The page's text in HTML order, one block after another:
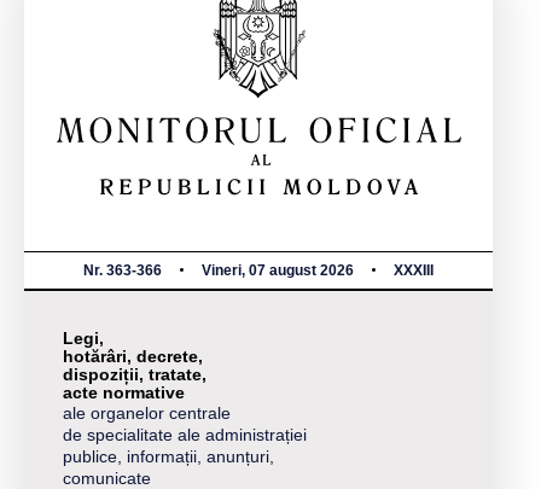
Nr. 363-366 Vineri, 07 august 2026 XXXIII
Legi,
hotărâri, decrete,
dispoziții, tratate,
acte normative
ale organelor centrale
de specialitate ale administrației
publice, informații, anunțuri,
comunicate